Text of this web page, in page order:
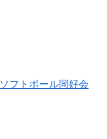
ソフトボール同好会